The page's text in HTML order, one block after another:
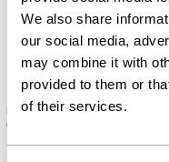
We also share
our social media,
may combine it with
provided to them or
of their services.
Focal Cadre 29,7×42 Naturel
359,00kr.